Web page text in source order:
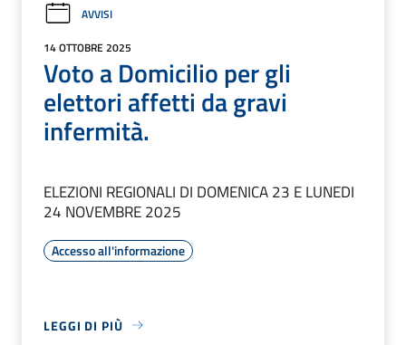
AVVISI
14 OTTOBRE 2025
Voto a Domicilio per gli
elettori affetti da gravi
infermità.
ELEZIONI REGIONALI DI DOMENICA 23 E LUNEDI
24 NOVEMBRE 2025
Accesso all'informazione
LEGGI DI PIÙ